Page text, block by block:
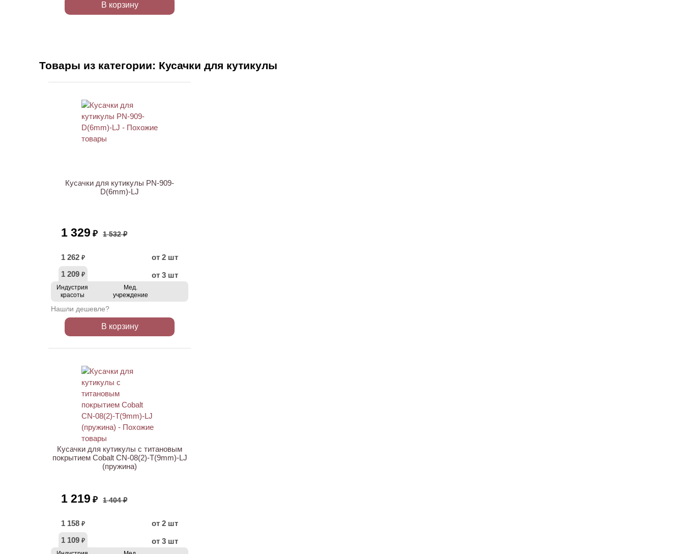
В корзину
Товары из категории: Кусачки для кутикулы
Кусачки для кутикулы PN-909-
D(6mm)-LJ
1 329 ₽ 1 532 ₽
1 262 ₽
от 2 шт
1 209 ₽ от 3 шт
Индустрия
красоты
Мед.
учреждение
Нашли дешевле?
В корзину
Кусачки для кутикулы с титановым
покрытием Cobalt CN-08(2)-T(9mm)-LJ
(пружина)
1 219 ₽ 1 404 ₽
1 158 ₽
от 2 шт
1 109 ₽ от 3 шт